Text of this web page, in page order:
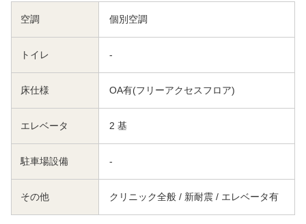
空調 個別空調
トイレ -
床仕様 OA有(フリーアクセスフロア)
エレベータ 2 基
駐車場設備 -
その他 クリニック全般 / 新耐震 / エレベータ有